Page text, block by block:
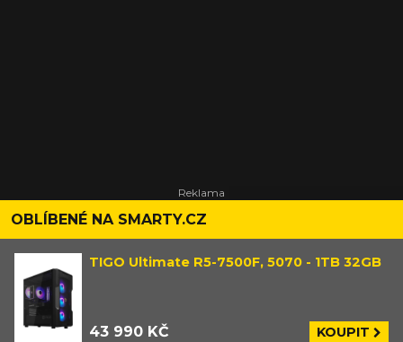
OBLÍBENÉ NA SMARTY.CZ
TIGO Ultimate R5-7500F, 5070 - 1TB 32GB
43 990 KČ KOUPIT